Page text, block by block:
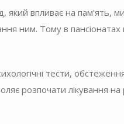
впливає на пам’ять,
ним. Тому в
тести,
розпочати лікування